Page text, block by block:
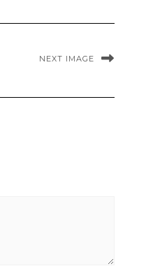
NEXT IMAGE